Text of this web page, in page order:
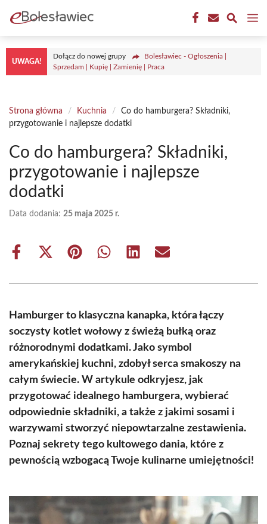
treści
UWAGA!
Dołącz do nowej grupy
Bolesławiec - Ogłoszenia |
Sprzedam | Kupię | Zamienię | Praca
Strona główna / Kuchnia /
Co do hamburgera? Składniki,
przygotowanie i najlepsze dodatki
Co do hamburgera? Składniki,
przygotowanie i najlepsze
dodatki
Data dodania: 25 maja 2025 r.
Share
Share
(Twitter)
Share Share Share Share
Hamburger to klasyczna kanapka, która łączy
soczysty kotlet wołowy z świeżą bułką oraz
różnorodnymi dodatkami. Jako symbol
amerykańskiej kuchni, zdobył serca smakoszy na
całym świecie. W artykule odkryjesz, jak
przygotować idealnego hamburgera, wybierać
odpowiednie składniki, a także z jakimi sosami i
warzywami stworzyć niepowtarzalne zestawienia.
Poznaj sekrety tego kultowego dania, które z
pewnością wzbogacą Twoje kulinarne umiejętności!